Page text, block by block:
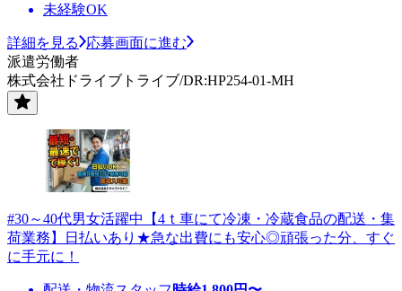
未経験OK
詳細を見る
応募画面に進む
派遣労働者
株式会社ドライブトライブ/DR:HP254-01-MH
#30～40代男女活躍中【4ｔ車にて冷凍・冷蔵食品の配送・集
荷業務】日払いあり★急な出費にも安心◎頑張った分、すぐ
に手元に！